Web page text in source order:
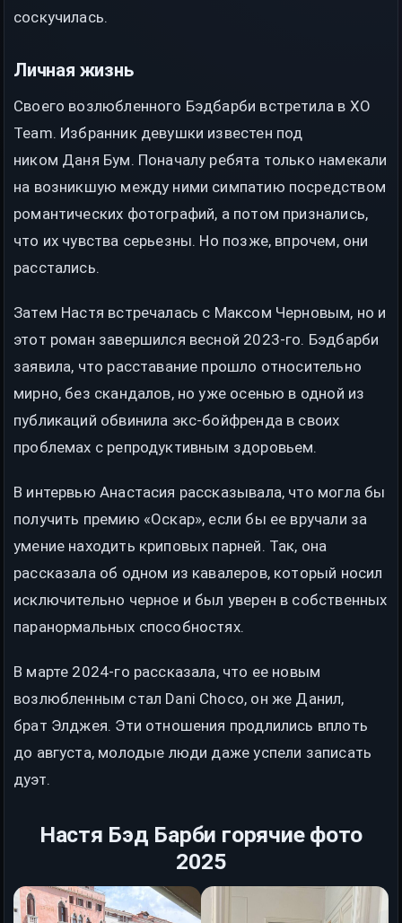
соскучилась.
Личная жизнь
Своего возлюбленного Бэдбарби встретила в ХО
Team. Избранник девушки известен под
ником Даня Бум. Поначалу ребята только намекали
на возникшую между ними симпатию посредством
романтических фотографий, а потом признались,
что их чувства серьезны. Но позже, впрочем, они
расстались.
Затем Настя встречалась с Максом Черновым, но и
этот роман завершился весной 2023-го. Бэдбарби
заявила, что расставание прошло относительно
мирно, без скандалов, но уже осенью в одной из
публикаций обвинила экс-бойфренда в своих
проблемах с репродуктивным здоровьем.
В интервью Анастасия рассказывала, что могла бы
получить премию «Оскар», если бы ее вручали за
умение находить криповых парней. Так, она
рассказала об одном из кавалеров, который носил
исключительно черное и был уверен в собственных
паранормальных способностях.
В марте 2024-го рассказала, что ее новым
возлюбленным стал Dani Choco, он же Данил,
брат Элджея. Эти отношения продлились вплоть
до августа, молодые люди даже успели записать
дуэт.
Настя Бэд Барби горячие фото
2025